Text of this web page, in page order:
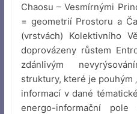
Chaosu – Vesmírnými
= geometrií Prostoru a
(vrstvách) Kolektivního
doprovázeny růstem
zdánlivým
struktury, které je pouhým
informací v dané
energo-informační